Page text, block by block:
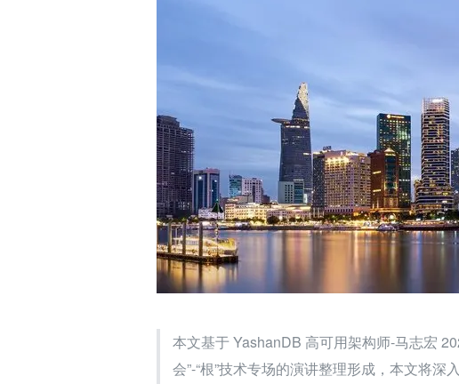
本文基于 YashanDB 高可用架构师-马志宏
会”-“根”技术专场的演讲整理形成，本文将